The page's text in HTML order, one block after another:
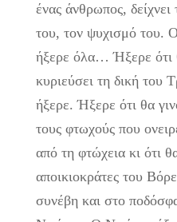
ένας άνθρωπος,
του, τον ψυχισμό του.
ήξερε όλα… Ήξερε ότι
κυριεύσει τη δική του
ήξερε. Ήξερε ότι θα
τους φτωχούς που
από τη φτώχεια κι ότι
αποικιοκράτες του
συνέβη και στο